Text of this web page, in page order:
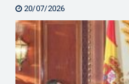
20/07/2026